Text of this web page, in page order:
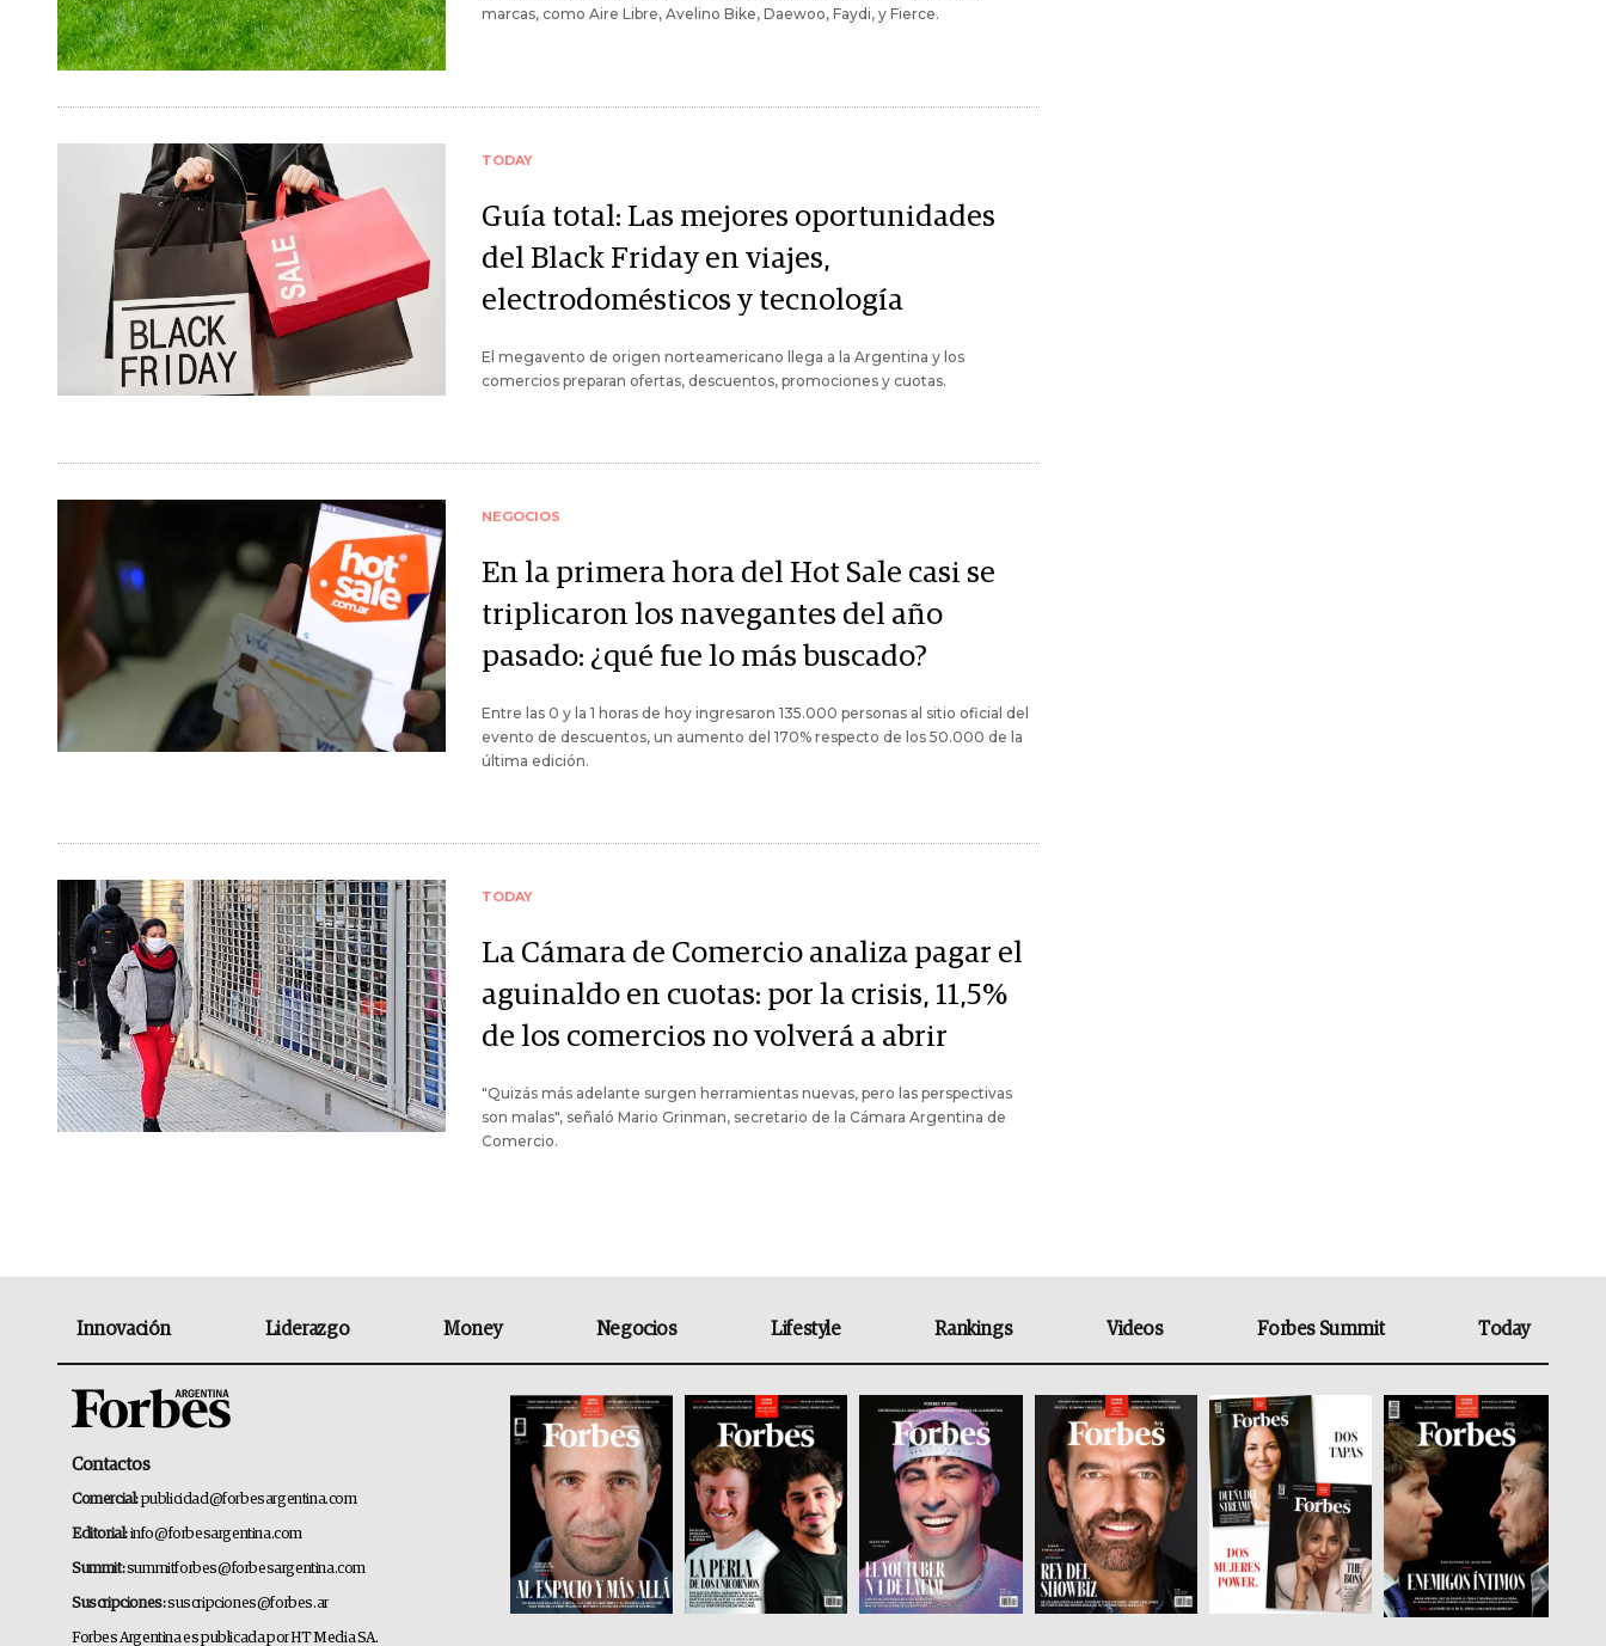
marcas, como Aire Libre, Avelino Bike, Daewoo, Faydi, y Fierce.
TODAY
Guía total: Las mejores oportunidades
del Black Friday en viajes,
electrodomésticos y tecnología
El megavento de origen norteamericano llega a la Argentina y los
comercios preparan ofertas, descuentos, promociones y cuotas.
NEGOCIOS
En la primera hora del Hot Sale casi se
triplicaron los navegantes del año
pasado: ¿qué fue lo más buscado?
Entre las 0 y la 1 horas de hoy ingresaron 135.000 personas al sitio oficial del
evento de descuentos, un aumento del 170% respecto de los 50.000 de la
última edición.
TODAY
La Cámara de Comercio analiza pagar el
aguinaldo en cuotas: por la crisis, 11,5%
de los comercios no volverá a abrir
"Quizás más adelante surgen herramientas nuevas, pero las perspectivas
son malas", señaló Mario Grinman, secretario de la Cámara Argentina de
Comercio.
Innovación Liderazgo Money Negocios Lifestyle Rankings Videos Forbes Summit Today
Contactos
Comercial:publicidad@forbesargentina.com
Editorial:info@forbesargentina.com
Summit:summitforbes@forbesargentina.com
Suscripciones:suscripciones@forbes.ar
Forbes Argentina es publicada por HT Media SA.